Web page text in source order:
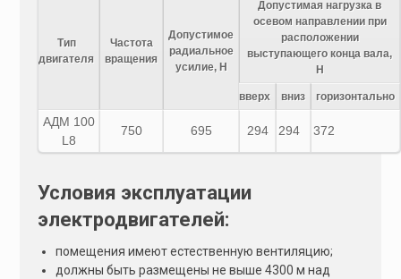
Тип
двигателя
Частота
вращения
Допустимое
радиальное
усилие, Н
Допустимая нагрузка в
осевом направлении при
расположении
выступающего конца вала,
Н
вверх вниз горизонтально
АДМ 100
L8
750 695 294 294 372
Условия эксплуатации
электродвигателей:
помещения имеют естественную вентиляцию;
должны быть размещены не выше 4300 м над